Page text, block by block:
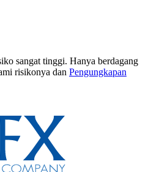
sangat tinggi. Hanya berdagang
risikonya dan Pengungkapan